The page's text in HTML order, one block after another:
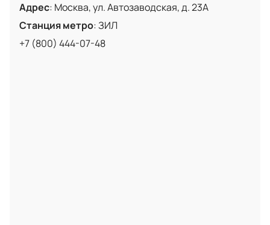
Адрес: Москва, ул. Автозаводская, д. 23А
Станция метро:ЗИЛ
+7 (800) 444-07-48